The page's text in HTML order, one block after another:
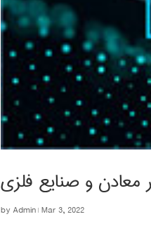
معادن و صنایع فلزی
by Admin|Mar 3, 2022